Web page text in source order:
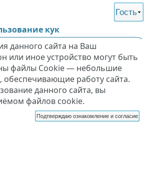
Гость
кук
данного сайта на Ваш
или иное устройство могут быть
файлы Cookie — небольшие
работу сайта.
данного сайта, вы
файлов cookie.
Подтверждаю ознакомление и согласие